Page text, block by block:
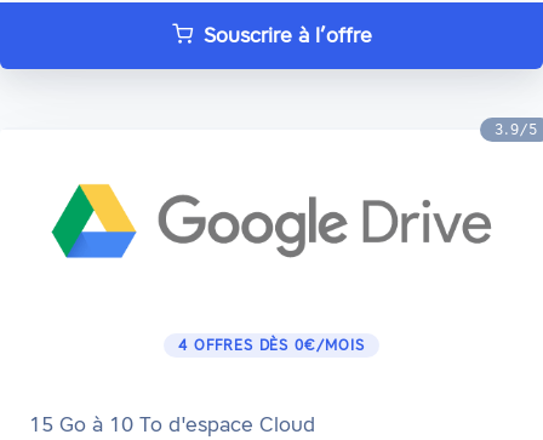
Souscrire à l’offre
3.9/5
4 OFFRES DÈS 0€/MOIS
15 Go à 10 To d'espace Cloud